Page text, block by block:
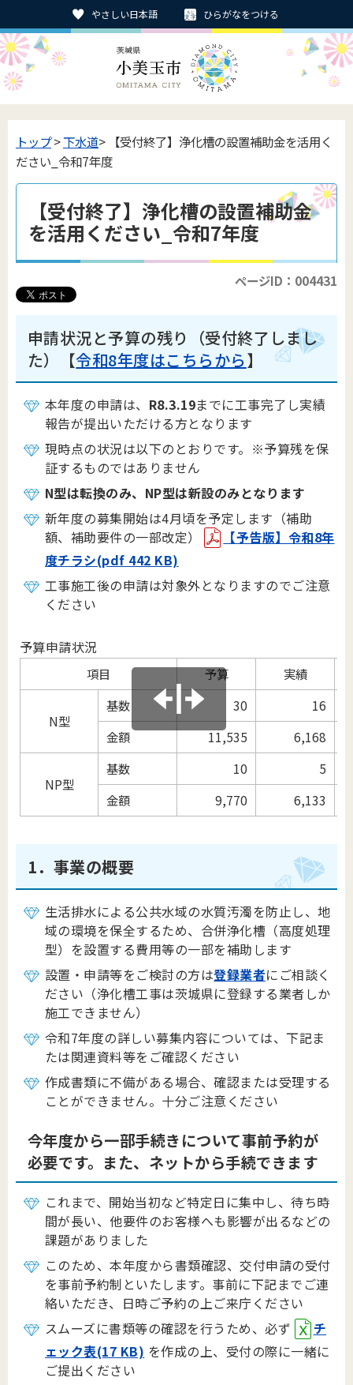
やさしい日本語 ひらがなをつける
トップ>下水道> 【受付終了】浄化槽の設置補助金を活用く
ださい_令和7年度
【受付終了】浄化槽の設置補助金
を活用ください_令和7年度
ページID：004431
申請状況と予算の残り（受付終了しまし
た）【令和8年度はこちらから】
本年度の申請は、 R8.3.19までに工事完了し実績
報告が提出いただける方となります
現時点の状況は以下のとおりです。※予算残を保
証するものではありません
N型は転換のみ、NP型は新設のみとなります
新年度の募集開始は4月頃を予定します（補助
額、補助要件の一部改定）
【予告版】令和8年
度チラシ(pdf 442 KB)
工事施工後の申請は対象外となりますのでご注意
ください
予算申請状況
項目 予算 実績
N型
基数 30
16
金額
11,535 6,168
NP型
基数 10
5
金額
9,770 6,133
1．事業の概要
生活排水による公共水域の水質汚濁を防止し、地
域の環境を保全するため、 合併浄化槽（高度処理
型）を設置する費用等の一部を補助します
設置・申請等をご検討の方は登録業者にご相談く
ださい（浄化槽工事は茨城県に登録する業者しか
施工できません）
令和7年度の詳しい募集内容については、下記ま
たは関連資料等をご確認ください
作成書類に不備がある場合、確認または受理する
ことができません。十分ご注意ください
今年度から一部手続きについて事前予約が
必要です。また、ネットから手続できます
これまで、開始当初など特定日に集中し、待ち時
間が長い、他要件のお客様へも影響が出るなどの
課題がありました
このため、本年度から書類確認、交付申請の受付
を事前予約制といたします。事前に下記までご連
絡いただき、日時ご予約の上ご来庁ください
スムーズに書類等の確認を行うため、必ず
チ
ェック表(17 KB) を作成の上、受付の際に一緒に
ご提出ください